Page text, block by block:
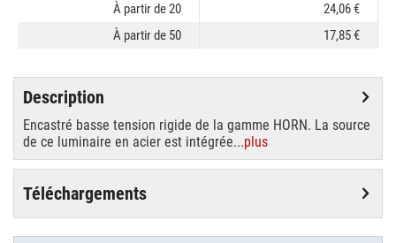
À partir de20
24,06 €
À partir de 50 17,85 €
Description
Encastré basse tension rigide de la gamme HORN. La source
de ce luminaire en acier est intégrée...plus
Téléchargements